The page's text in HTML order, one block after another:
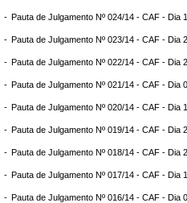
- Pauta de Julgamento Nº 024/14 - CAF - Dia
- Pauta de Julgamento Nº 023/14 - CAF - Dia
- Pauta de Julgamento Nº 022/14 - CAF - Dia
- Pauta de Julgamento Nº 021/14 - CAF - Dia
- Pauta de Julgamento Nº 020/14 - CAF - Dia
- Pauta de Julgamento Nº 019/14 - CAF - Dia
- Pauta de Julgamento Nº 018/14 - CAF - Dia
- Pauta de Julgamento Nº 017/14 - CAF - Dia
- Pauta de Julgamento Nº 016/14 - CAF - Dia